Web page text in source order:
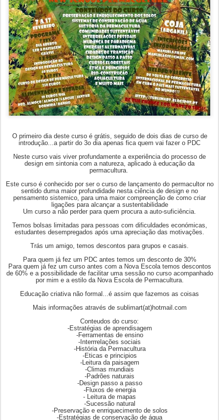
O primeiro dia deste curso é grátis, seguido de dois dias de curso de
introdução...a partir do 3o dia apenas fica quem vai fazer o PDC
Neste curso vais viver profundamente a experiência do processo de
design em sintonia com a natureza, aplicado à educação da
permacultura.
Este curso é conhecido por ser o curso de lançamento do permacultor no
sentido duma maior profundidade nesta ciência de design e no
pensamento sistemico, para uma maior compreenção de como criar
ligações para alcançar a sustentabilidade
Um curso a não perder para quem procura a auto-suficiência.
Temos bolsas limitadas para pessoas com dificuldades económicas,
estudantes desempregados após uma apreciação das motivações.
Trás um amigo, temos descontos para grupos e casais.
Para quem já fez um PDC antes temos um desconto de 30%
Para quem já fez um curso antes com a Nova Escola temos descontos
de 60% e a possibilidade de facilitar uma sessão no curso acompanhado
por mim e a estilo da Nova Escola de Permacultura.
Educação criativa não formal...é assim que fazemos as coisas
Mais informações através de sublimart(at)hotmail.com
Conteudos do curso:
-Estratégias de aprendisagem
-Ferramentas de ensino
-Interrrelações sociais
-História da Permacultura
-Eticas e principios
-Leitura da paisagem
-Climas mundiais
-Padrões naturais
-Design passo a passo
-Fluxos de energia
- Leitura de mapas
-Sucessão natural
-Preservação e enrriquecimento de solos
-Estratégias de conservação de água